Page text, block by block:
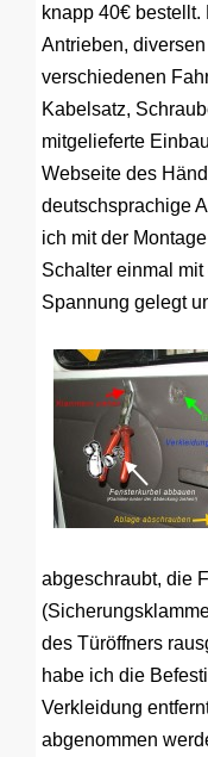
knapp 40€
Antrieben,
verschiedenen
Kabelsatz,
mitgelieferte
Webseite des
deutschsprachige
ich mit der
Schalter einmal
Spannung gelegt
abgeschraubt, die
des Türöffners
habe ich die
Verkleidung
abgenommen